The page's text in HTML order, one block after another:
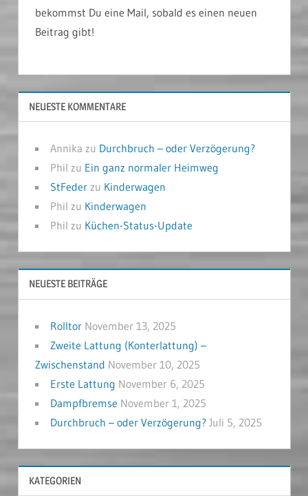
bekommst Du eine Mail, sobald es einen neuen
Beitrag gibt!
NEUESTE KOMMENTARE
Annika zu Durchbruch – oder Verzögerung?
Phil zu Ein ganz normaler Heimweg
StFederzu Kinderwagen
Phil zu Kinderwagen
Phil zu Küchen-Status-Update
NEUESTE BEITRÄGE
Rolltor November 13, 2025
Zweite Lattung (Konterlattung) –
Zwischenstand November 10, 2025
Erste Lattung November 6, 2025
Dampfbremse November 1, 2025
Durchbruch – oder Verzögerung? Juli 5, 2025
KATEGORIEN